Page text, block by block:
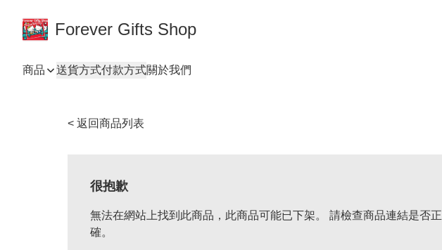
Forever Gifts Shop
商品 送貨方式付款方式關於我們
< 返回商品列表
很抱歉
無法在網站上找到此商品，此商品可能已下架。 請檢查商品連結是否正
確。